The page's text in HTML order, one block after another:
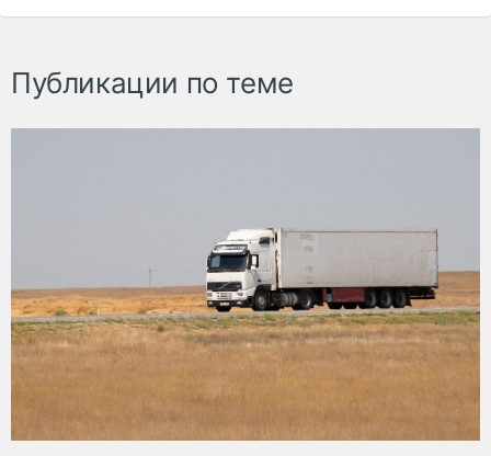
Публикации по теме